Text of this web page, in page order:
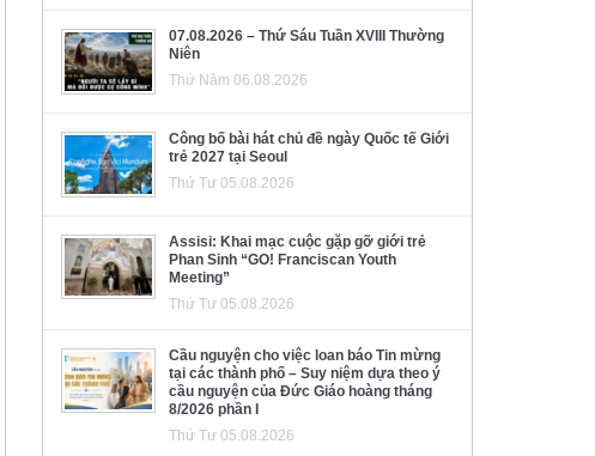
07.08.2026 – Thứ Sáu Tuần XVIII Thường
Niên
Thứ Năm 06.08.2026
Công bố bài hát chủ đề ngày Quốc tế Giới
trẻ 2027 tại Seoul
Thứ Tư 05.08.2026
Assisi: Khai mạc cuộc gặp gỡ giới trẻ
Phan Sinh “GO! Franciscan Youth
Meeting”
Thứ Tư 05.08.2026
Cầu nguyện cho việc loan báo Tin mừng
tại các thành phố – Suy niệm dựa theo ý
cầu nguyện của Đức Giáo hoàng tháng
8/2026 phần I
Thứ Tư 05.08.2026